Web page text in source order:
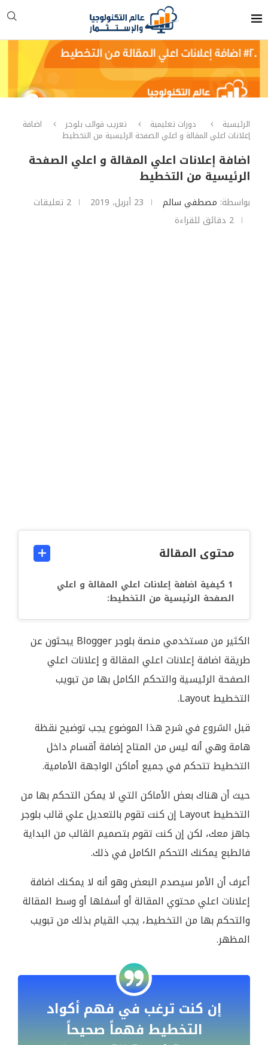
الرئيسية دورات تعليمية تعريب قوالب بلوجر اضافة
إعلانات اعلي المقالة و اعلي الصفحة الرئيسية من التخطيط
اضافة إعلانات اعلي المقالة و اعلي الصفحة
الرئيسية من التخطيط
بواسطة: مصطفي سالم 23 أبريل، 2019
2 تعليقات
2 دقائق للقراءة
محتوى المقالة
كيفية اضافة إعلانات اعلي المقالة و اعلي
الصفحة الرئيسية من التخطيط:
الكثير من مستخدمي منصة بلوجر Blogger يبحثون عن
طريقة اضافة إعلانات اعلي المقالة و إعلانات اعلي
الصفحة الرئيسية والتحكم الكامل بها من تبويب
التخطيط Layout.
قبل الشروع في شرح هذا الموضوع يجب توضيح نقظة
هامة وهي أنه ليس من المتاح إضافة أقسام داخل
التخطيط تتحكم في جميع أماكن الواجهة الأمامية.
حيث أن هناك بعض الأماكن التي لا يمكن التحكم بها من
التخطيط Layout إن كنت تقوم بالتعديل علي قالب بلوجر
جاهز معك، لكن إن كنت تقوم بتصميم القالب من البداية
فالطبع يمكنك التحكم الكامل في ذلك.
أعرف أن الأمر سيصدم البعض وهو أنه لا يمكنك اضافة
إعلانات اعلي محتوي المقالة أو أسفلها أو وسط المقالة
والتحكم بها من التخطيط، يجب القيام بذلك من تبويب
المظهر.
إن كنت ترغب في فهم أكواد
التخطيط فهماً صحيحاً